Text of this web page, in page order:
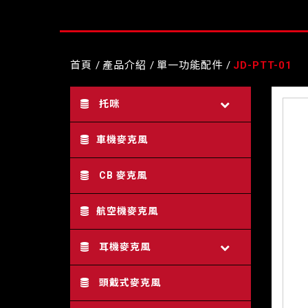
首頁 產品介紹 單一功能配件 JD-PTT-01
托咪
車機麥克風
CB 麥克風
航空機麥克風
耳機麥克風
頭戴式麥克風